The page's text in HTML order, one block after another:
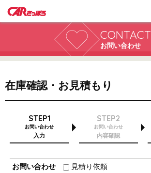
CONTACT
お問い合わせ
在庫確認・お見積もり
STEP1
お問い合わせ
入力
STEP2
お問い合わせ
内容確認
お問い合わせ
見積り依頼